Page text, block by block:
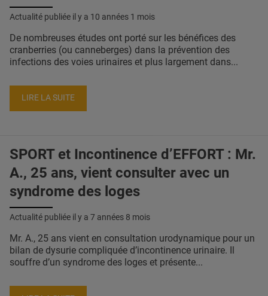
Actualité publiée il y a 10 années 1 mois
De nombreuses études ont porté sur les bénéfices des
cranberries (ou canneberges) dans la prévention des
infections des voies urinaires et plus largement dans...
LIRE LA SUITE
SPORT et Incontinence d’EFFORT : Mr.
A., 25 ans, vient consulter avec un
syndrome des loges
Actualité publiée il y a 7 années 8 mois
Mr. A., 25 ans vient en consultation urodynamique pour un
bilan de dysurie compliquée d’incontinence urinaire. Il
souffre d’un syndrome des loges et présente...